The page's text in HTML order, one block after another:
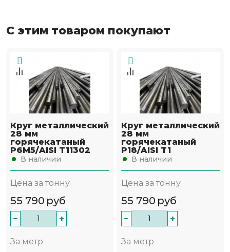
С этим товаром покупают
Круг металлический
28 мм
горячекатаный
Р6М5/AISI T11302
В наличии
Цена за тонну
55 790 руб
− +
За метр
Круг металлический
28 мм
горячекатаный
Р18/AISI T1
В наличии
Цена за тонну
55 790 руб
− +
За метр